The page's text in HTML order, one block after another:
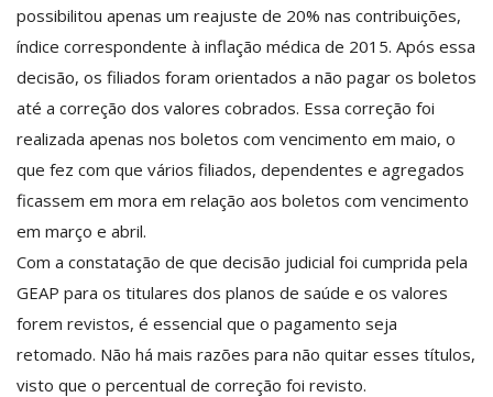
possibilitou apenas um reajuste de 20% nas contribuições,
índice correspondente à inflação médica de 2015. Após essa
decisão, os filiados foram orientados a não pagar os boletos
até a correção dos valores cobrados. Essa correção foi
realizada apenas nos boletos com vencimento em maio, o
que fez com que vários filiados, dependentes e agregados
ficassem em mora em relação aos boletos com vencimento
em março e abril.
Com a constatação de que decisão judicial foi cumprida pela
GEAP para os titulares dos planos de saúde e os valores
forem revistos, é essencial que o pagamento seja
retomado. Não há mais razões para não quitar esses títulos,
visto que o percentual de correção foi revisto.